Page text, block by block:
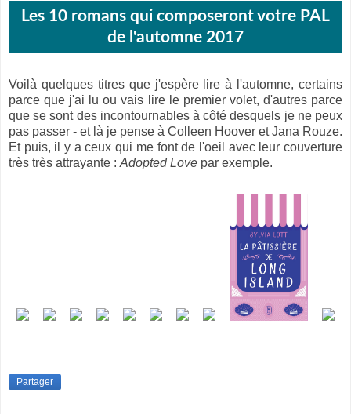
Les 10 romans qui composeront votre PAL
de l'automne 2017
Voilà quelques titres que j'espère lire à l'automne, certains
parce que j'ai lu ou vais lire le premier volet, d'autres parce
que se sont des incontournables à côté desquels je ne peux
pas passer - et là je pense à Colleen Hoover et Jana Rouze.
Et puis, il y a ceux qui me font de l'oeil avec leur couverture
très très attrayante : Adopted Love par exemple.
Partager